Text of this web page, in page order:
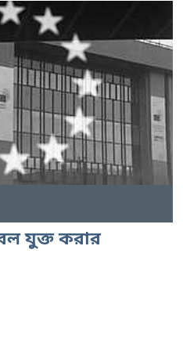
যুক্ত করার